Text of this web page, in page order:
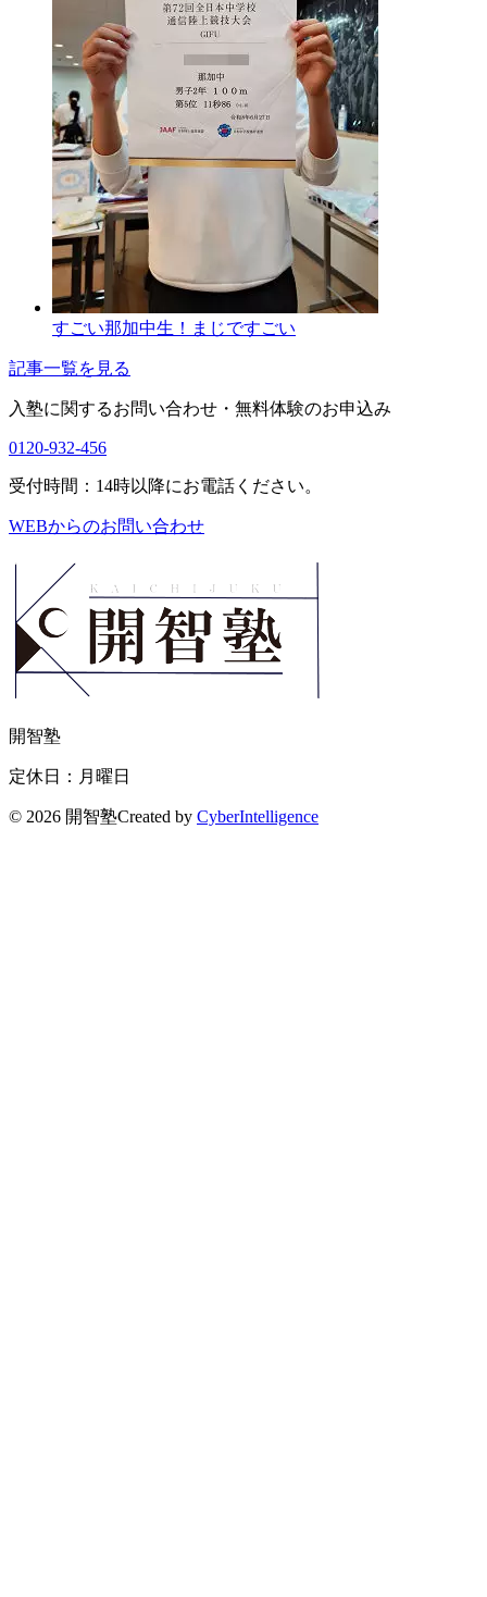
すごい那加中生！まじですごい
記事一覧を見る
入塾に関するお問い合わせ・ 無料体験のお申込み
0120-932-456
受付時間：14時以降にお電話ください。
WEBからのお問い合わせ
開智塾
定休日：月曜日
© 2026 開智塾Created by CyberIntelligence